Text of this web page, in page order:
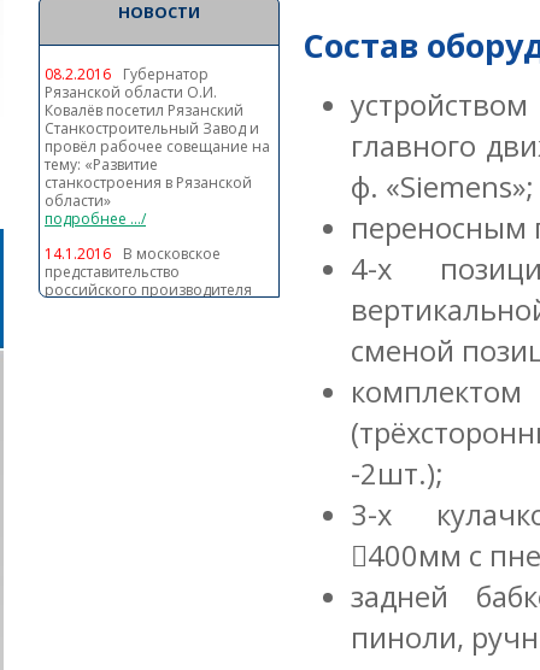
НОВОСТИ
08.2.2016
Губернатор
Рязанской области О.И.
Ковалёв посетил Рязанский
Станкостроительный Завод и
провёл рабочее совещание на
тему: «Развитие
станкостроения в Рязанской
области»
подробнее .../
14.1.2016
В московское
представительство
российского производителя
Состав
главного
ф. «Siemens»;
переносным
4-х
сменой
-2шт.);
3-х
400мм с
задней
пиноли,